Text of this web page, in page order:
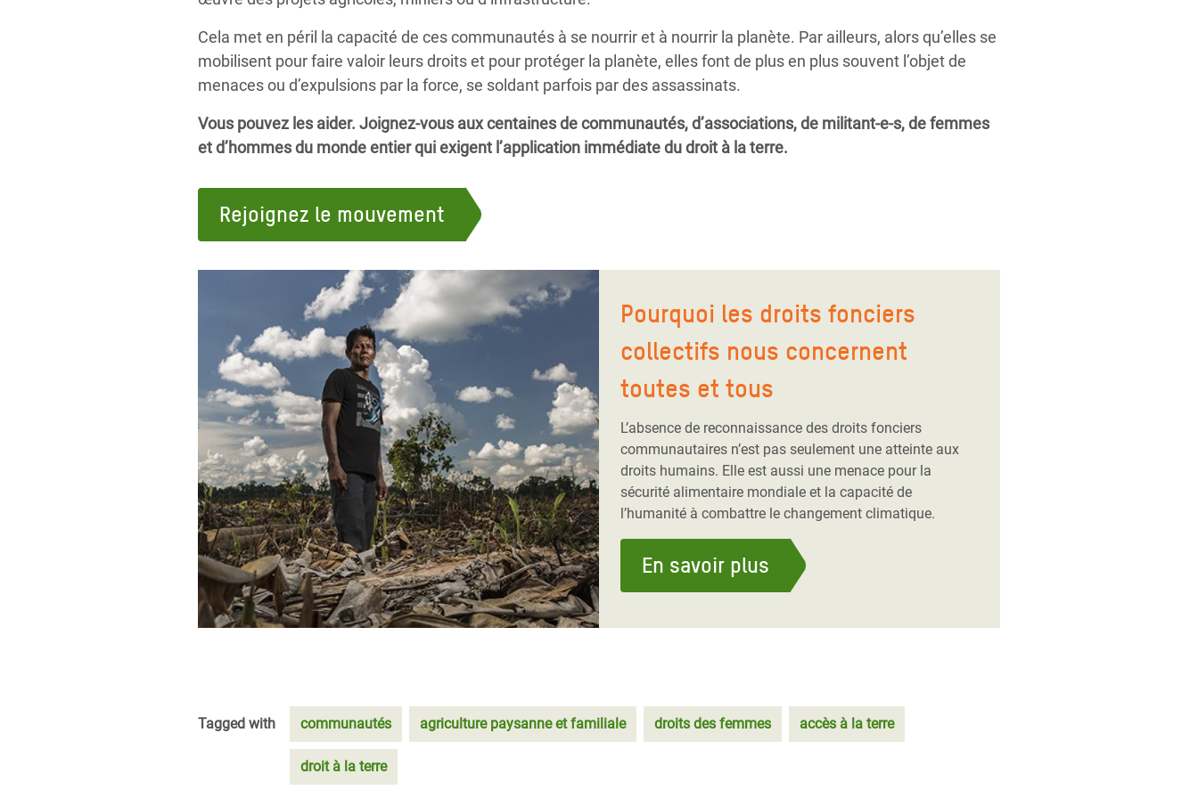
Cela met en péril la capacité de ces communautés à se nourrir et à nourrir la planète. Par ailleurs, alors qu’elles se
mobilisent pour faire valoir leurs droits et pour protéger la planète, elles font de plus en plus souvent l’objet de
menaces ou d’expulsions par la force, se soldant parfois par des assassinats.
Vous pouvez les aider. Joignez-vous aux centaines de communautés, d’associations, de militant-e-s, de femmes
et d’hommes du monde entier qui exigent l’application immédiate du droit à la terre.
Rejoignez le mouvement
Pourquoi les droits fonciers
collectifs nous concernent
toutes et tous
L’absence de reconnaissance des droits fonciers
communautaires n’est pas seulement une atteinte aux
droits humains. Elle est aussi une menace pour la
sécurité alimentaire mondiale et la capacité de
l’humanité à combattre le changement climatique.
En savoir plus
Tagged with communautés agriculture paysanne et familiale droits des femmes accès à la terre
droit à la terre